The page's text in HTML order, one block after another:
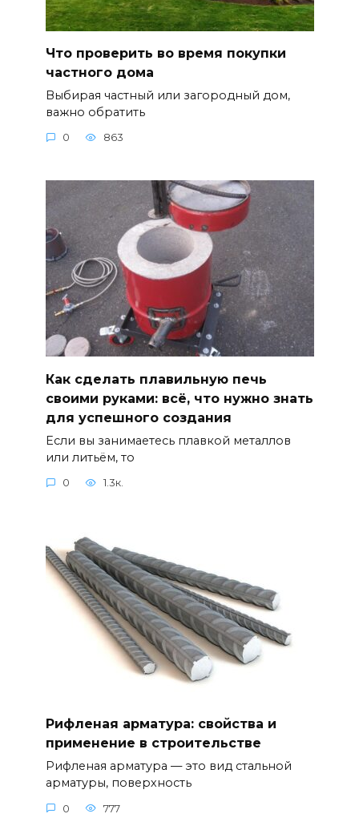
Что проверить во время покупки
частного дома
Выбирая частный или загородный дом,
важно обратить
0 863
Как сделать плавильную печь
своими руками: всё, что нужно знать
для успешного создания
Если вы занимаетесь плавкой металлов
или литьём, то
0 1.3к.
Рифленая арматура: свойства и
применение в строительстве
Рифленая арматура — это вид стальной
арматуры, поверхность
0 777